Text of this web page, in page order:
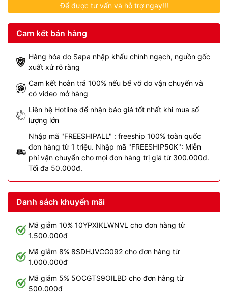
Để được tư vấn và hỗ trợ ngay!!!
Cam kết bán hàng
Hàng hóa do Sapa nhập khẩu chính ngạch, nguồn gốc
xuất xứ rõ ràng
Cam kết hoàn trả 100% nếu bể vỡ do vận chuyển và
có video mở hàng
Liên hệ Hotline để nhận báo giá tốt nhất khi mua số
lượng lớn
Nhập mã "FREESHIPALL" : freeship 100% toàn quốc
đơn hàng từ 1 triệu. Nhập mã "FREESHIP50K": Miễn
phí vận chuyển cho mọi đơn hàng trị giá từ 300.000đ.
Tối đa 50.000đ.
Danh sách khuyến mãi
Mã giảm 10% 10YPXIKLWNVL cho đơn hàng từ
1.500.000đ
Mã giảm 8% 8SDHJVCG092 cho đơn hàng từ
1.000.000đ
Mã giảm 5% 5OCGTS9OILBD cho đơn hàng từ
500.000đ